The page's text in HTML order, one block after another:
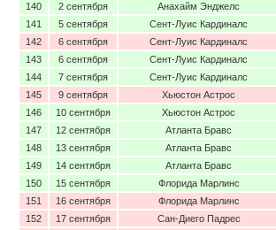
140
2 сентября Анахайм Энджелс
141
5 сентября Сент-Луис Кардиналс
142
6 сентября Сент-Луис Кардиналс
143
6 сентября Сент-Луис Кардиналс
144
7 сентября Сент-Луис Кардиналс
145
9 сентября Хьюстон Астрос
146
10 сентября Хьюстон Астрос
147
12 сентября Атланта Бравс
148
13 сентября Атланта Бравс
149
14 сентября Атланта Бравс
150
15 сентября Флорида Марлинс
151
16 сентября Флорида Марлинс
152
17 сентября Сан-Диего Падрес